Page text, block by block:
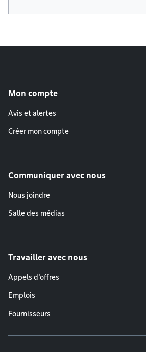
Mon compte
Avis et alertes
Créer mon compte
Communiquer avec nous
Nous joindre
Salle des médias
Travailler avec nous
Appels d'offres
Emplois
Fournisseurs